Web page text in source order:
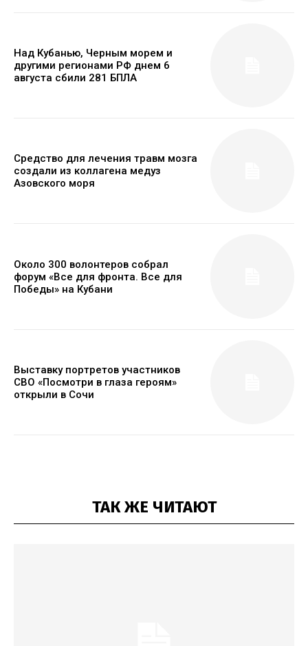
Над Кубанью, Черным морем и
другими регионами РФ днем 6
августа сбили 281 БПЛА
Средство для лечения травм мозга
создали из коллагена медуз
Азовского моря
Около 300 волонтеров собрал
форум «Все для фронта. Все для
Победы» на Кубани
Выставку портретов участников
СВО «Посмотри в глаза героям»
открыли в Сочи
ТАК ЖЕ ЧИТАЮТ